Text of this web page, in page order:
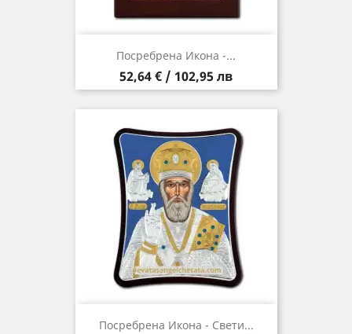
Посребрена Икона -...
Цена
52,64 € / 102,95 лв
Посребрена Икона - Свети...